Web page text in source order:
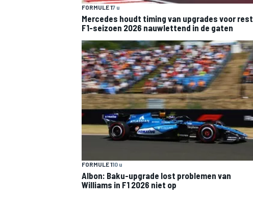
MEER RACEKLASSEN
FORMULE 17 u
Mercedes houdt timing van upgrades voor rest
F1-seizoen 2026 nauwlettend in de gaten
FORMULE 110 u
Albon: Baku-upgrade lost problemen van
Williams in F1 2026 niet op